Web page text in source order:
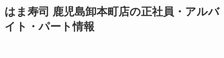
はま寿司 鹿児島卸本町店の正社員・アルバ
イト・パート情報